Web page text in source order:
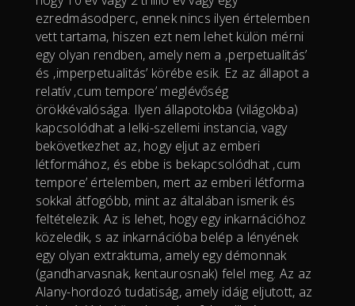
ezredmásodperc, ennek nincs ilyen értelemben
vett tartama, hiszen ezt nem lehet külön mérni
egy olyan rendben, amely nem a ‚perpetualitás’
és ‚imperpetualitás’ körébe esik. Ez az állapot a
relatív ‚cum tempore’ meglévőség
örökkévalósága. Ilyen állapotokba (világokba)
kapcsolódhat a lelki-szellemi instancia, vagy
bekövetkezhet az, hogy eljut az emberi
létformához, és ebbe is bekapcsolódhat ‚cum
tempore’ értelemben, mert az emberi létforma
sokkal átfogóbb, mint az általában ismerik és
feltételezik. Az is lehet, hogy egy inkarnációhoz
közeledik, s az inkarnációba belép a lényének
egy olyan extraktuma, amely egy démonnak
(gandharvasnak, kentaurosnak) felel meg. Az az
Alany-hordozó tudatiság, amely idáig eljutott, az